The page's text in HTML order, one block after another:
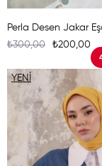
Perla Desen Jakar
₺200,00
₺300,00
YENI
ÜRÜN